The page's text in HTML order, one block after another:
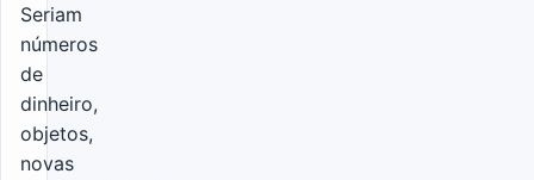
Seriam
números
de
dinheiro,
objetos,
novas